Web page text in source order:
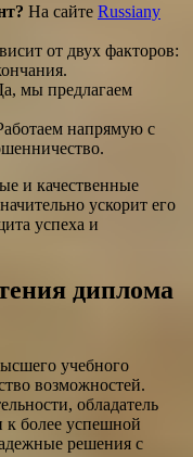
На сайте Russiany
от двух факторов:
мы предлагаем
напрямую с
и качественные
ускорит его
успеха и
диплома
учебного
возможностей.
обладатель
к более успешной
решения с